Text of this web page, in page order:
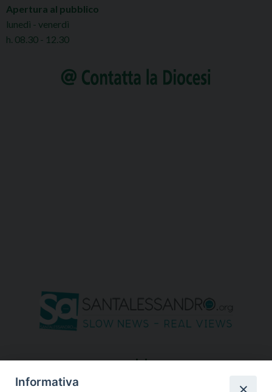
Apertura al pubblico
lunedì - venerdì
h. 08.30 - 12.30
seguici su
Informativa